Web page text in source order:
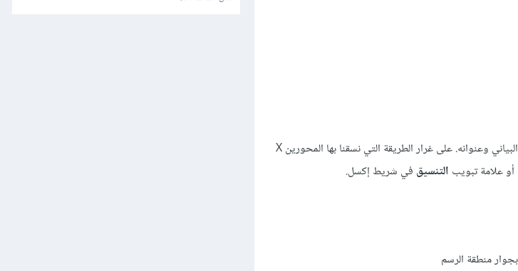
العناصر التالية التي سنعمل على تنسيقها في مخطط مقارنة توزيع التقديرات هي وسيلة إيضاح المخطط البياني وعنوانه. على غرار الطريقة التي نسقنا بها المحورين X
التنسيق في شريط إكسل.